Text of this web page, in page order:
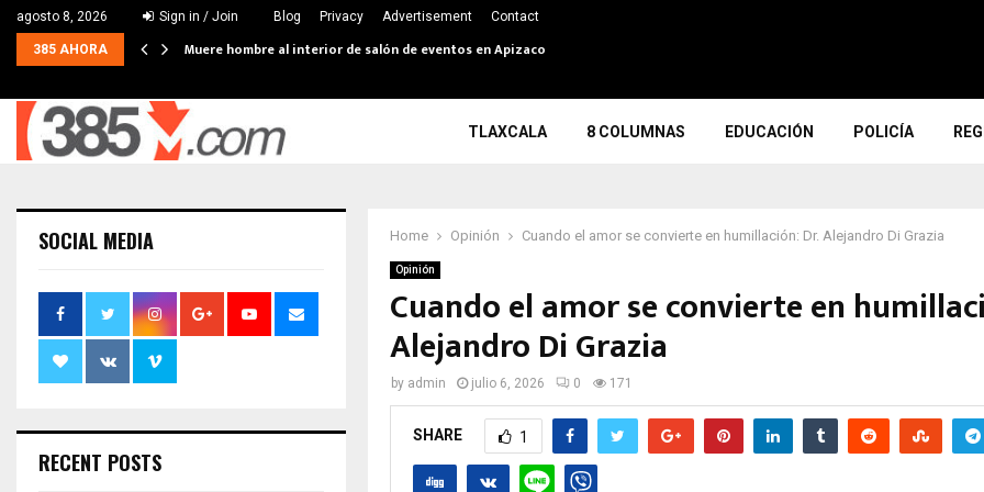
agosto 8, 2026 Sign in / Join Blog Privacy Advertisement Contact
385 AHORA Muere hombre al interior de salón de eventos en Apizaco
TLAXCALA 8 COLUMNAS EDUCACIÓN POLICÍA
Home Opinión Cuando el amor se convierte en humillación: Dr. Alejandro Di Grazia
Opinión
Cuando el amor se convierte en
Alejandro Di Grazia
by admin julio 6, 2026 0 171
SHARE 1
SOCIAL MEDIA
RECENT POSTS